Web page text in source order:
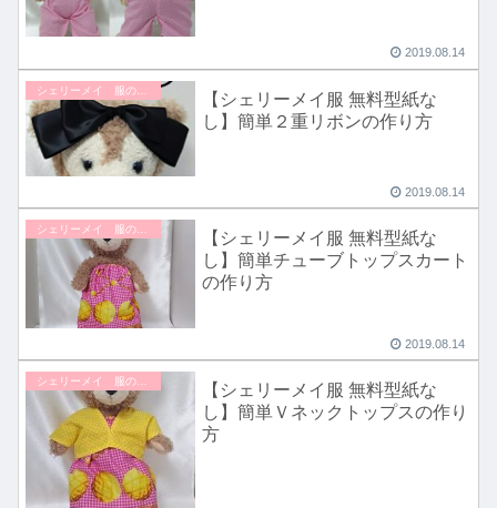
2019.08.14
【シェリーメイ服 無料型紙な
し】簡単２重リボンの作り方
2019.08.14
【シェリーメイ服 無料型紙な
し】簡単チューブトップスカート
の作り方
2019.08.14
シェリーメイ 服の作り方
【シェリーメイ服 無料型紙な
し】簡単Ｖネックトップスの作り
方